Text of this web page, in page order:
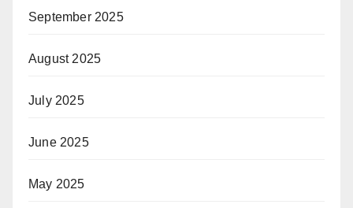
September 2025
August 2025
July 2025
June 2025
May 2025